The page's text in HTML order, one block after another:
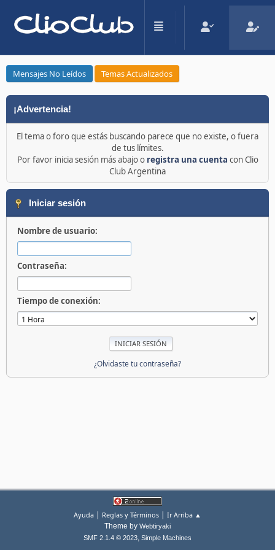
Mensajes No Leídos Temas Actualizados
¡Advertencia!
El tema o foro que estás buscando parece que no existe, o fuera
de tus límites.
Por favor inicia sesión más abajo o registra una cuenta con Clio
Club Argentina
Iniciar sesión
Nombre de usuario:
Contraseña:
Tiempo de conexión:
¿Olvidaste tu contraseña?
Ayuda | Reglas y Términos | Ir Arriba ▲
Theme by Webtiryaki
SMF 2.1.4 © 2023, Simple Machines